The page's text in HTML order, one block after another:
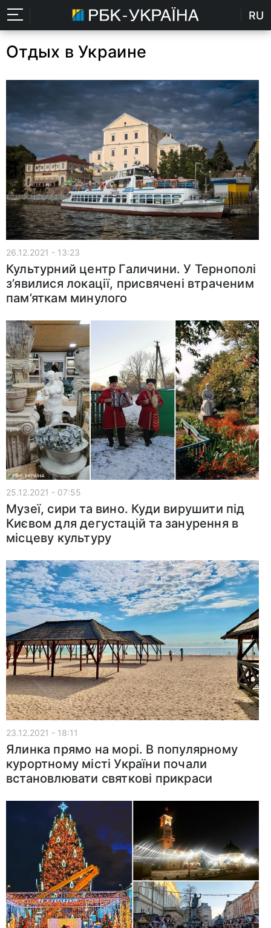
RU
Отдых в Украине
26.12.2021 - 13:23
Культурний центр Галичини. У Тернополі
з’явилися локації, присвячені втраченим
пам’яткам минулого
25.12.2021 - 07:55
Музеї, сири та вино. Куди вирушити під
Києвом для дегустацій та занурення в
місцеву культуру
23.12.2021 - 18:11
Ялинка прямо на морі. В популярному
курортному місті України почали
встановлювати святкові прикраси